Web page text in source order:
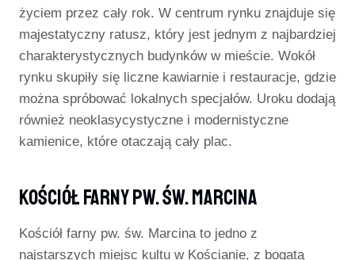
życiem przez cały rok. W centrum rynku znajduje się
majestatyczny ratusz, który jest jednym z najbardziej
charakterystycznych budynków w mieście. Wokół
rynku skupiły się liczne kawiarnie i restauracje, gdzie
można spróbować lokalnych specjałów. Uroku dodają
również neoklasycystyczne i modernistyczne
kamienice, które otaczają cały plac.
Kościół Farny Pw. Św. Marcina
Kościół farny pw. św. Marcina to jedno z
najstarszych miejsc kultu w Kościanie, z bogatą